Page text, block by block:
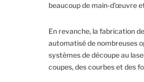
beaucoup de main-d'œuvre
En revanche, la fabrication
automatisé de nombreuses
systèmes de découpe au
coupes, des courbes et des